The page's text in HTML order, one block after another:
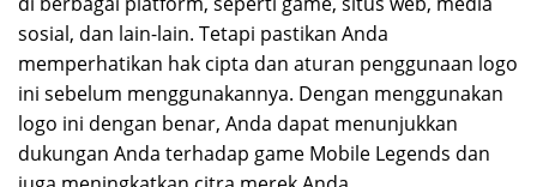
sosial, dan lain-lain. Tetapi pastikan Anda
memperhatikan hak cipta dan aturan penggunaan logo
ini sebelum menggunakannya. Dengan menggunakan
logo ini dengan benar, Anda dapat menunjukkan
dukungan Anda terhadap game Mobile Legends dan